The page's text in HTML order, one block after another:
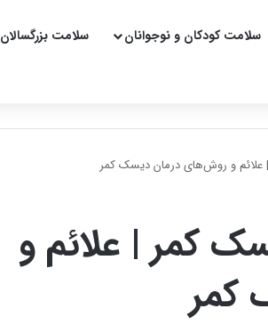
سلامت کودکان و نوجوانان سلامت بزرگسالان
علائم و روش‌های درمان دیسک کمر
کمر | علائم و
کمر